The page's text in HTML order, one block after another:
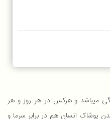
میباشد و هرکس در هر روز و هر
پوشاک انسان هم در برابر سرما و